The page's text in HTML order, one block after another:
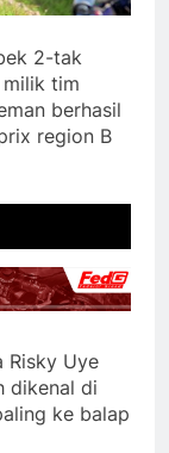
2-tak
milik tim
berhasil
region B
Risky Uye
dikenal di
ke balap